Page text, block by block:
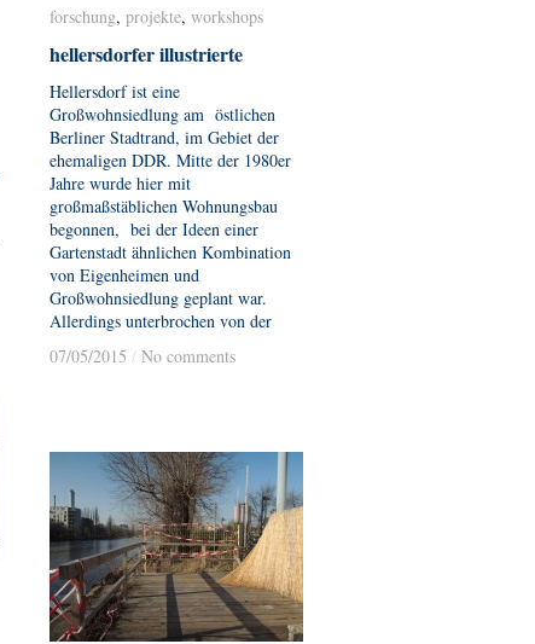
forschung, projekte, workshops
hellersdorfer illustrierte
Hellersdorf ist eine
Großwohnsiedlung am östlichen
Berliner Stadtrand, im Gebiet der
ehemaligen DDR. Mitte der 1980er
Jahre wurde hier mit
großmaßstäblichen Wohnungsbau
begonnen, bei der Ideen einer
Gartenstadt ähnlichen Kombination
von Eigenheimen und
Großwohnsiedlung geplant war.
Allerdings unterbrochen von der
07/05/2015 / No comments
forschung projekte workshops
hellersdorfer illustrierte
07/05/2015 / No comments